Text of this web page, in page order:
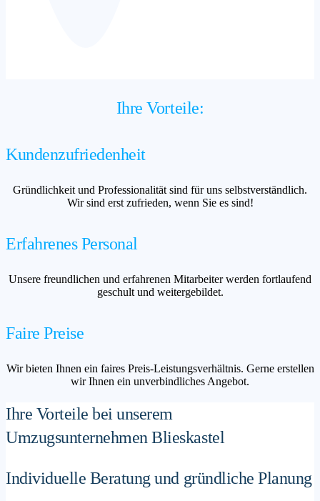
Ihre Vorteile:
Kundenzufriedenheit
Gründlichkeit und Professionalität sind für uns selbstverständlich.
Wir sind erst zufrieden, wenn Sie es sind!
Erfahrenes Personal
Unsere freundlichen und erfahrenen Mitarbeiter werden fortlaufend
geschult und weitergebildet.
Faire Preise
Wir bieten Ihnen ein faires Preis-Leistungsverhältnis. Gerne erstellen
wir Ihnen ein unverbindliches Angebot.
Ihre Vorteile bei unserem
Umzugsunternehmen Blieskastel
Individuelle Beratung und gründliche Planung